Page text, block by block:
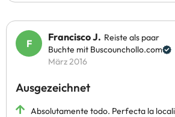
Francisco J. Reiste als paar
Buchte mit Buscounchollo.com
März 2016
Ausgezeichnet
Absolutamente todo. Perfecta la